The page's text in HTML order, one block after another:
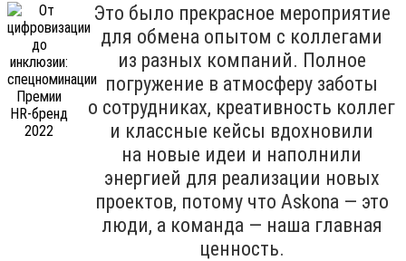
Это было прекрасное мероприятие
для обмена опытом с коллегами
из разных компаний. Полное
погружение в атмосферу заботы
о сотрудниках, креативность коллег
и классные кейсы вдохновили
на новые идеи и наполнили
энергией для реализации новых
проектов, потому что Askona — это
люди, а команда — наша главная
ценность.